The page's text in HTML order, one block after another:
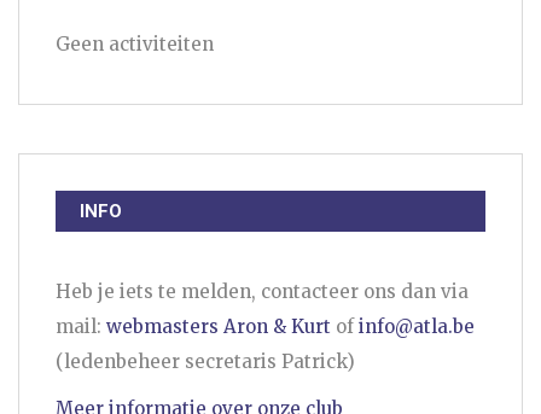
Geen activiteiten
INFO
Heb je iets te melden, contacteer ons dan via
mail: webmasters Aron & Kurt ofinfo@atla.be
(ledenbeheer secretaris Patrick)
Meer informatie over onze club